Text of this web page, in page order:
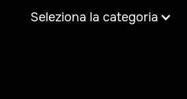
Seleziona la categoria